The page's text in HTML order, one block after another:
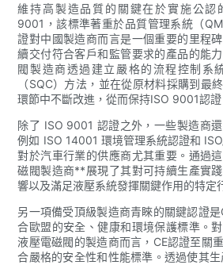
維持高製造品質的關鍵在於實施公認
9001，該標準著重於品質管理系統（
證對中國製造商而言是一個重要的里程
續交付符合客戶和監管要求的產品的能
閥製造商透過建立嚴格的流程控制系
（SQC）方法，並在從原材料採購到最
環節中不斷改進，從而保持ISO 9001認證
除了 ISO 9001 認證之外，一些製造商
例如 ISO 14001 環境管理系統認證和
對於汽車行業的供應商尤其重要。通過
磁閥製造商**展現了其對可持續生產實
響以及滿足液壓系統發揮關鍵作用的特定
另一項備受頂級製造商青睞的關鍵認證
合歐盟的安全、健康和環境保護標準。
液壓電磁閥的製造商而言，CE認證至關
合嚴格的安全性和性能標準。透過使其